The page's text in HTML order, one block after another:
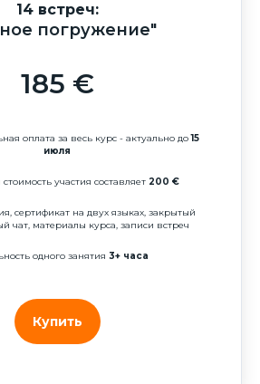
14 встреч:
погружение"
185 €
оплата за весь курс - актуально до15
июля
участия составляет 200 €
сертификат на двух языках, закрытый
чат, материалы курса, записи встреч
одного занятия 3+ часа
Купить